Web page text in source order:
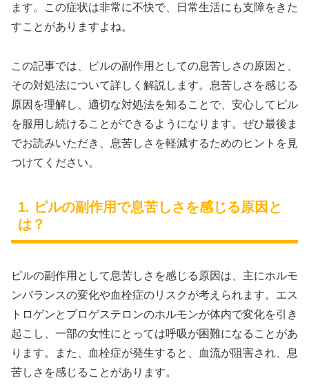
ます。この症状は非常に不快で、日常生活にも支障をきた
すことがありますよね。
この記事では、ピルの副作用としての息苦しさの原因と、
その対処法について詳しく解説します。息苦しさを感じる
原因を理解し、適切な対処法を知ることで、安心してピル
を服用し続けることができるようになります。ぜひ最後ま
でお読みいただき、息苦しさを軽減するためのヒントを見
つけてください。
1. ピルの副作用で息苦しさを感じる原因と
は？
ピルの副作用として息苦しさを感じる原因は、主にホルモ
ンバランスの変化や血栓症のリスクが考えられます。エス
トロゲンとプロゲステロンのホルモンが体内で変化を引き
起こし、一部の女性にとっては呼吸が困難になることがあ
ります。また、血栓症が発生すると、血流が阻害され、息
苦しさを感じることがあります。